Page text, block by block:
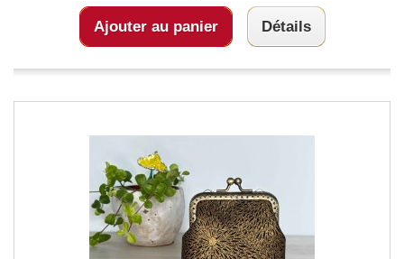
Ajouter au panier Détails